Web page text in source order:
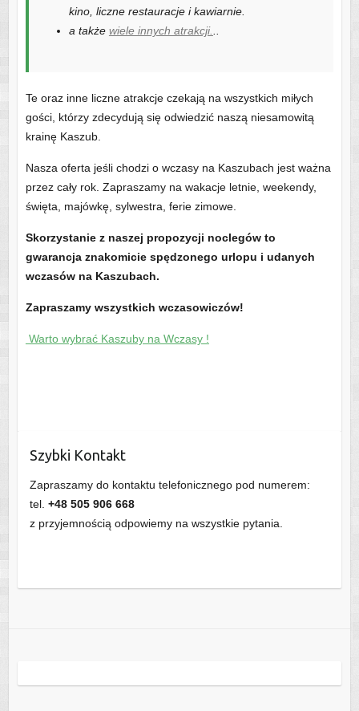
kino, liczne restauracje i kawiarnie.
a także wiele innych atrakcji.
Te oraz inne liczne atrakcje czekają na wszystkich miłych
gości, którzy zdecydują się odwiedzić naszą niesamowitą
krainę Kaszub.
Nasza oferta jeśli chodzi o wczasy na Kaszubach jest ważna
przez cały rok. Zapraszamy na wakacje letnie, weekendy,
święta, majówkę, sylwestra, ferie zimowe.
Skorzystanie z naszej propozycji noclegów to
gwarancja znakomicie spędzonego urlopu i udanych
wczasów na Kaszubach.
Zapraszamy wszystkich wczasowiczów!
Warto wybrać Kaszuby na Wczasy !
Szybki Kontakt
Zapraszamy do kontaktu telefonicznego pod numerem:
tel. +48 505 906 668
z przyjemnością odpowiemy na wszystkie pytania.